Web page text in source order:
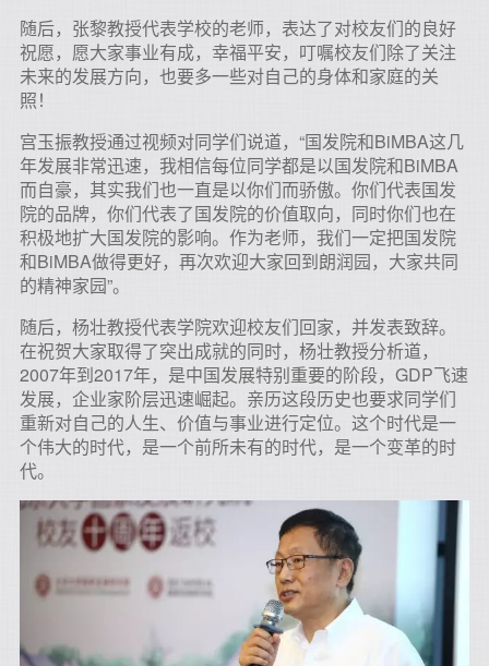
随后，张黎教授代表学校的老师，表达了对校友们的良好
祝愿，愿大家事业有成，幸福平安，叮嘱校友们除了关注
未来的发展方向，也要多一些对自己的身体和家庭的关
照！
宫玉振教授通过视频对同学们说道，“国发院和BiMBA这几
年发展非常迅速，我相信每位同学都是以国发院和BiMBA
而自豪，其实我们也一直是以你们而骄傲。你们代表国发
院的品牌，你们代表了国发院的价值取向，同时你们也在
积极地扩大国发院的影响。作为老师，我们一定把国发院
和BiMBA做得更好，再次欢迎大家回到朗润园，大家共同
的精神家园”。
随后，杨壮教授代表学院欢迎校友们回家，并发表致辞。
在祝贺大家取得了突出成就的同时，杨壮教授分析道，
2007年到2017年，是中国发展特别重要的阶段，GDP飞速
发展，企业家阶层迅速崛起。亲历这段历史也要求同学们
重新对自己的人生、价值与事业进行定位。这个时代是一
个伟大的时代，是一个前所未有的时代，是一个变革的时
代。